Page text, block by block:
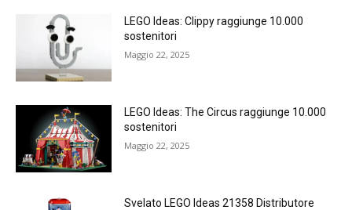
LEGO Ideas: Clippy raggiunge 10.000
sostenitori
Maggio 22, 2025
LEGO Ideas: The Circus raggiunge 10.000
sostenitori
Maggio 22, 2025
Svelato LEGO Ideas 21358 Distributore